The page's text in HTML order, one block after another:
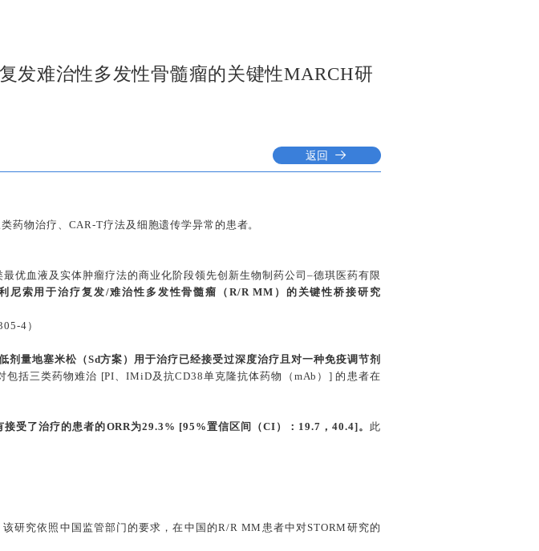
发难治性多发性骨髓瘤的关键性MARCH研
返回
药物治疗、CAR-T疗法及细胞遗传学异常的患者。
优血液及实体肿瘤疗法的商业化阶段领先创新生物制药公司–德琪医药有限
尼索用于治疗复发/难治性多发性骨髓瘤（R/R MM）的关键性桥接研究
4）
量地塞米松（Sd方案）用于治疗已经接受过深度治疗且对一种免疫调节剂
包括三类药物难治 [PI、IMiD及抗CD38单克隆抗体药物（mAb）] 的患者在
接受了治疗的患者的ORR为29.3% [95%置信区间（CI）：19.7，40.4]。 此
研究依照中国监管部门的要求，在中国的R/R MM患者中对STORM研究的